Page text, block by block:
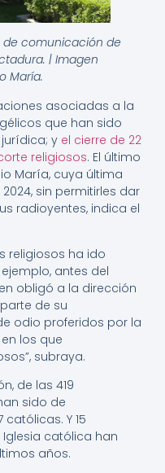
de comunicación de
| Imagen
María.
asociadas a la
que han sido
y el cierre de 22
religiosos. El último
María, cuya última
sin permitirles dar
radioyentes, indica el
religiosos ha ido
antes del
obligó a la dirección
de su
odio proferidos por la
los que
subraya.
de las 419
sido de
Y 15
católica han
años.